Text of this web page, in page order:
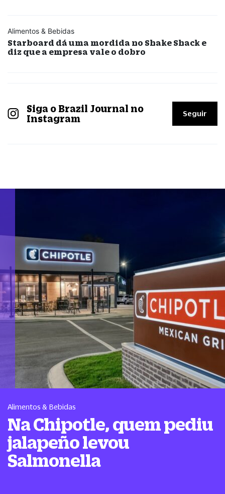
Alimentos & Bebidas
Starboard dá uma mordida no Shake Shack e
diz que a empresa vale o dobro
Siga o Brazil Journal no
Instagram
Seguir
Alimentos & Bebidas
Na Chipotle, quem pediu
jalapeño levou
Salmonella